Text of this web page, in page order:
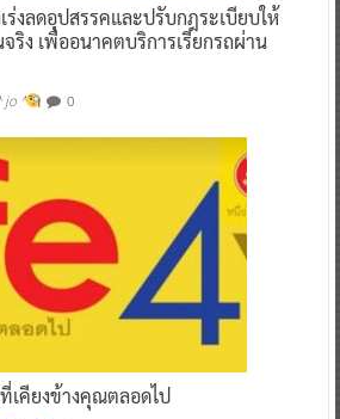
ร่งลดอุปสรรคและปรับกฎระเบียบให้
ริง เพื่ออนาคตบริการเรียกรถผ่าน
jo ^ 0
คียงข้างคุณตลอดไป